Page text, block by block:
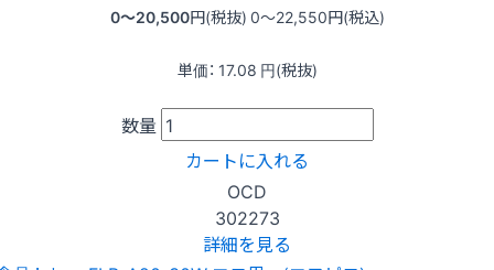
0〜20,500円(税抜) 0〜22,550円(税込)
単価： 17.08 円(税抜)
数量
カートに入れる
OCD
302273
詳細を見る